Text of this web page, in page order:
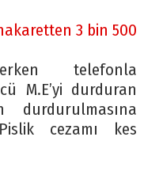
3 bin 500
telefonla
M.E’yi durduran
durdurulmasına
cezamı kes